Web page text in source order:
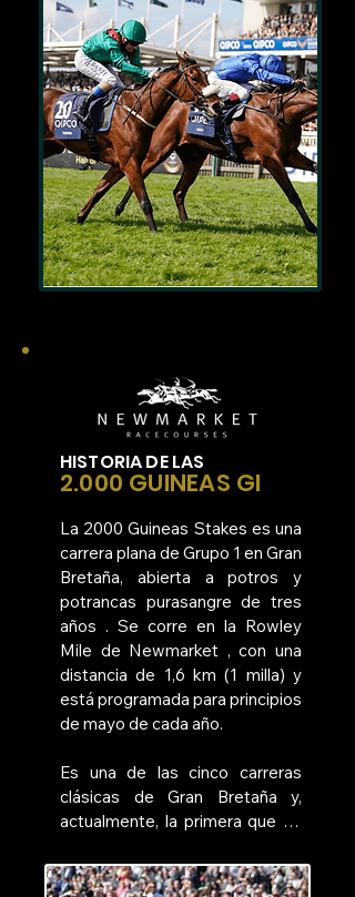
HISTORIA DE LAS
2.000 GUINEAS GI
La 2000 Guineas Stakes es una
carrera plana de Grupo 1 en Gran
Bretaña, abierta a potros y
potrancas purasangre de tres
años . Se corre en la Rowley
Mile de Newmarket , con una
distancia de 1,6 km (1 milla) y
está programada para principios
de mayo de cada año.
Es una de las cinco carreras
clásicas de Gran Bretaña y,
actualmente, la primera que se
como etapa inaugural de la